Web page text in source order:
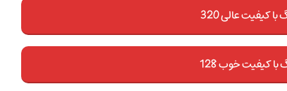
کیفیت عالی 320
با کیفیت خوب 128